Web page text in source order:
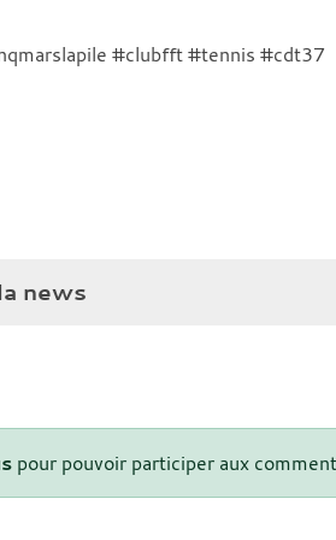
#clubfft #tennis #cdt37
news
pour pouvoir participer aux